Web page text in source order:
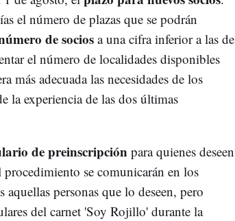
el número de plazas que se podrán
de sociosa una cifra inferior a las de
el número de localidades disponibles
más adecuada las necesidades de los
la experiencia de las dos últimas
de preinscripción para quienes deseen
se comunicarán en los
personas que lo deseen, pero
del carnet 'Soy Rojillo' durante la